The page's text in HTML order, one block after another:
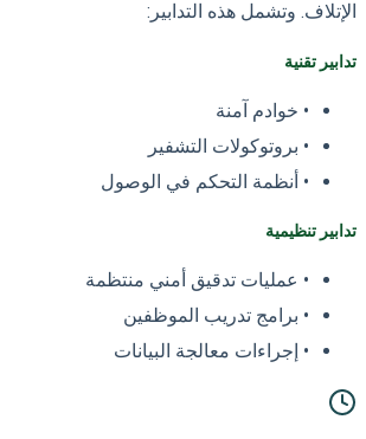
الإتلاف. وتشمل هذه التدابير:
تدابير تقنية
• خوادم آمنة
• بروتوكولات التشفير
• أنظمة التحكم في الوصول
تدابير تنظيمية
• عمليات تدقيق أمني منتظمة
• برامج تدريب الموظفين
• إجراءات معالجة البيانات